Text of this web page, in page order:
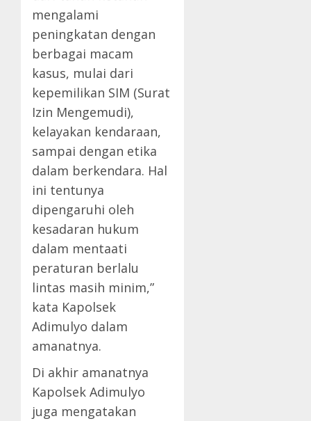
mengalami
peningkatan dengan
berbagai macam
kasus, mulai dari
kepemilikan SIM (Surat
Izin Mengemudi),
kelayakan kendaraan,
sampai dengan etika
dalam berkendara. Hal
ini tentunya
dipengaruhi oleh
kesadaran hukum
dalam mentaati
peraturan berlalu
lintas masih minim,”
kata Kapolsek
Adimulyo dalam
amanatnya.
Di akhir amanatnya
Kapolsek Adimulyo
juga mengatakan